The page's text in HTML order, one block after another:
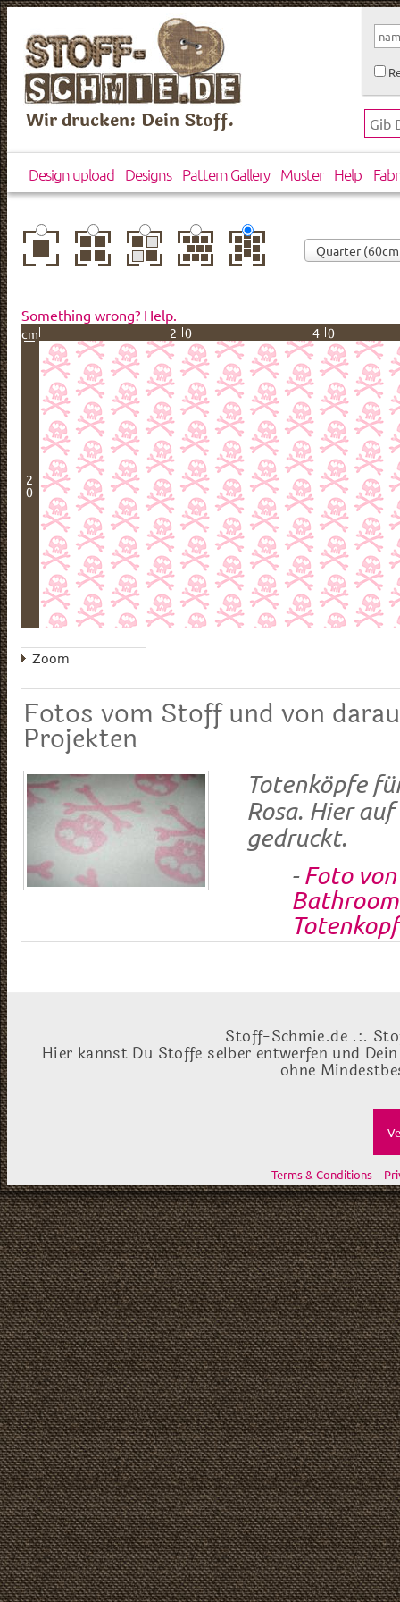
Wir drucken: Dein Stoff.
Design upload Designs Pattern Gallery Muster Help
center basic mirror brick drop
Something wrong? Help.
cm 20 40
2
0
Zoom
Fotos vom Stoff und von
Projekten
Totenköpfe
Rosa. Hier
gedruckt.
-Foto
Stoff-Schmie.de .:.
Hier kannst Du Stoffe selber entwerfen und
ohne
Terms & Conditions